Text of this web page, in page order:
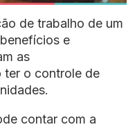
de trabalho de um
e
as
ter o controle de
contar com a